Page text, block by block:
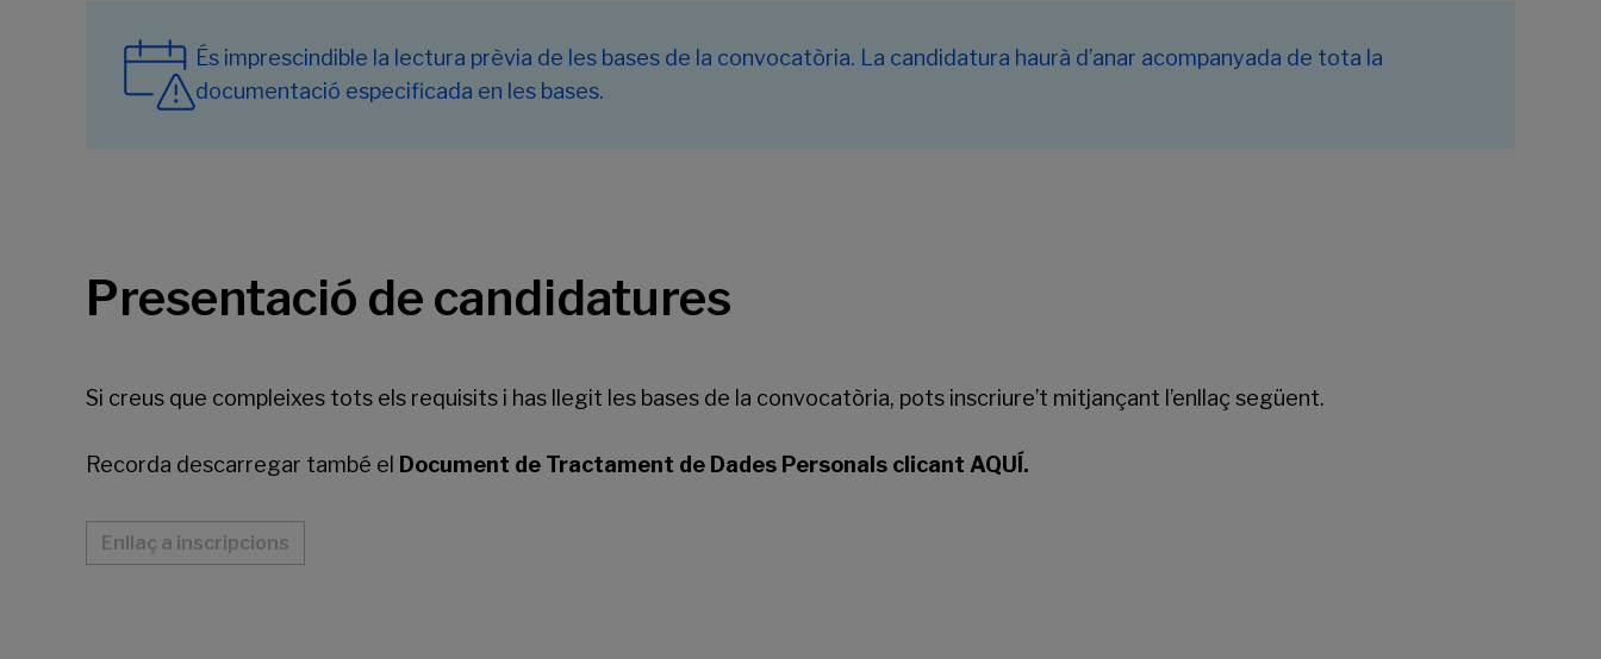
És imprescindible la lectura prèvia de les bases de la convocatòria.
La candidatura haurà d’anar acompanyada de tota la
documentació especificada en les bases.
Presentació de candidatures
Si creus que compleixes tots els requisits i has llegit les bases de la convocatòria, pots inscriure’t mitjançant l’enllaç següent.
Recorda descarregar també el Document de Tractament de Dades Personals clicant AQUÍ.
Enllaç a inscripcions